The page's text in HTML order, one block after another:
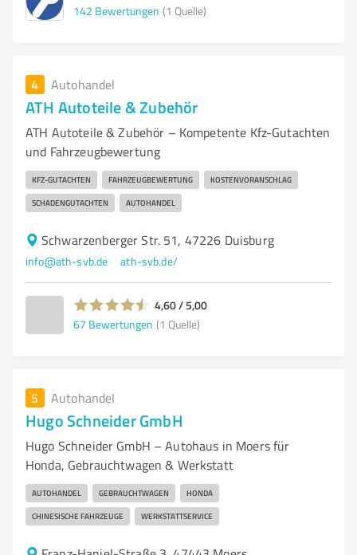
142 Bewertungen (1 Quelle)
4 Autohandel
ATH Autoteile & Zubehör
ATH Autoteile & Zubehör – Kompetente Kfz-Gutachten
und Fahrzeugbewertung
KFZ-GUTACHTEN FAHRZEUGBEWERTUNG KOSTENVORANSCHLAG
SCHADENGUTACHTEN AUTOHANDEL
Schwarzenberger Str. 51, 47226 Duisburg
info@ath-svb.de ath-svb.de/
4,60 / 5,00
67 Bewertungen (1 Quelle)
5 Autohandel
Hugo Schneider GmbH
Hugo Schneider GmbH – Autohaus in Moers für
Honda, Gebrauchtwagen & Werkstatt
AUTOHANDEL GEBRAUCHTWAGEN HONDA
CHINESISCHE FAHRZEUGE WERKSTATTSERVICE